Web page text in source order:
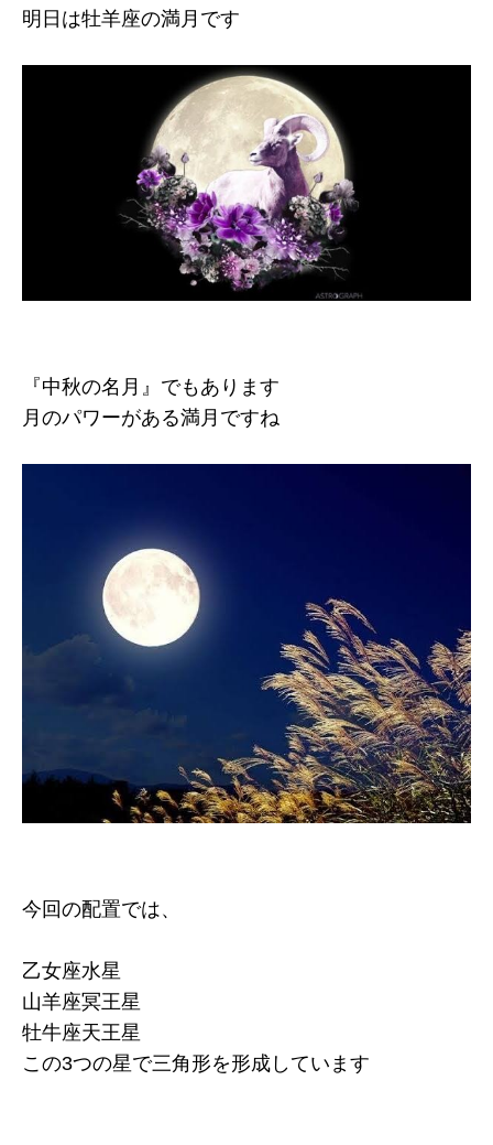
明日は牡羊座の満月です
『中秋の名月』でもあります
月のパワーがある満月ですね
今回の配置では、
乙女座水星
山羊座冥王星
牡牛座天王星
この3つの星で三角形を形成しています